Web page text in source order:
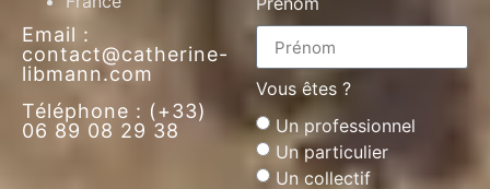
Email :
contact@catherine-
libmann.com
Téléphone : (+33)
06 89 08 29 38
Vous êtes ?
Un professionnel
Un particulier
Un collectif